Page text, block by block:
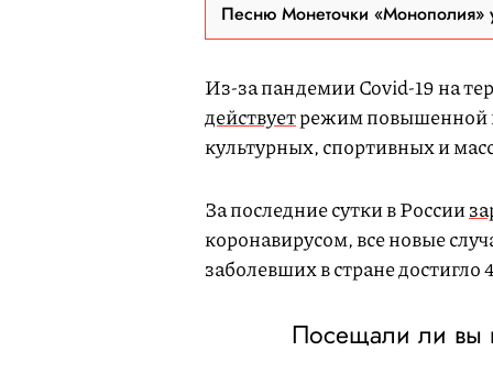
Песню Монеточки «Монополия»
Из-за пандемии Covid-19 на
действуетрежим повышенной
культурных, спортивных и
За последние сутки в России
коронавирусом, все новые
заболевших в стране достигло
Посещали ли вы